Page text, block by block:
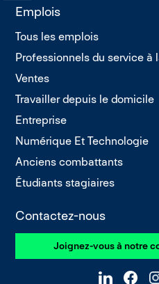
Emplois
Tous les emplois
Professionnels du service à
Ventes
Travailler depuis le domicile
Entreprise
Numérique Et Technologie
Anciens combattants
Étudiants stagiaires
Contactez-nous
Joignez-vous à notre